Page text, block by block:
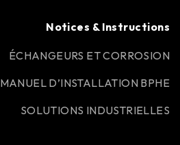
Notices & Instructions
ÉCHANGEURS ET CORROSION
MANUEL D’INSTALLATION BPHE
SOLUTIONS INDUSTRIELLES